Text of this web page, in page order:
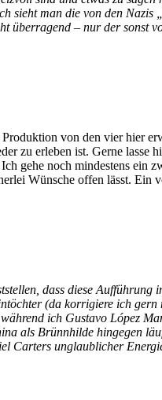
sieht man die von den Na­zis
über­ra­gend – nur der sonst
von den vier hier
zu er­le­ben ist. Ger­ne las­se
gehe noch min­des­tens ein
Wün­sche of­fen lässt.
dass die­se Auf­füh­rung
(da kor­ri­gie­re ich
ich Gustavo Ló­pez
als Brünn­hil­de hin­ge­gen
Car­ters un­glaub­li­cher